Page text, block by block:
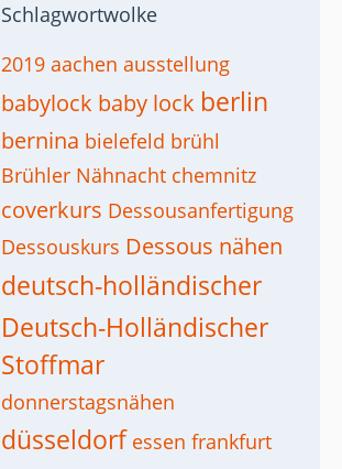
Schlagwortwolke
2019 aachen ausstellung
babylock baby lock berlin
bernina bielefeld brühl
Brühler Nähnacht chemnitz
coverkurs Dessousanfertigung
Dessouskurs Dessous nähen
deutsch-holländischer
Deutsch-Holländischer
Stoffmar
donnerstagsnähen
düsseldorf essen frankfurt